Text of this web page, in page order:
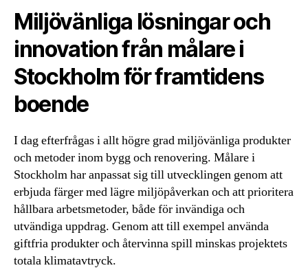
Miljövänliga lösningar och
innovation från målare i
Stockholm för framtidens
boende
I dag efterfrågas i allt högre grad miljövänliga produkter
och metoder inom bygg och renovering. Målare i
Stockholm har anpassat sig till utvecklingen genom att
erbjuda färger med lägre miljöpåverkan och att prioritera
hållbara arbetsmetoder, både för invändiga och
utvändiga uppdrag. Genom att till exempel använda
giftfria produkter och återvinna spill minskas projektets
totala klimatavtryck.